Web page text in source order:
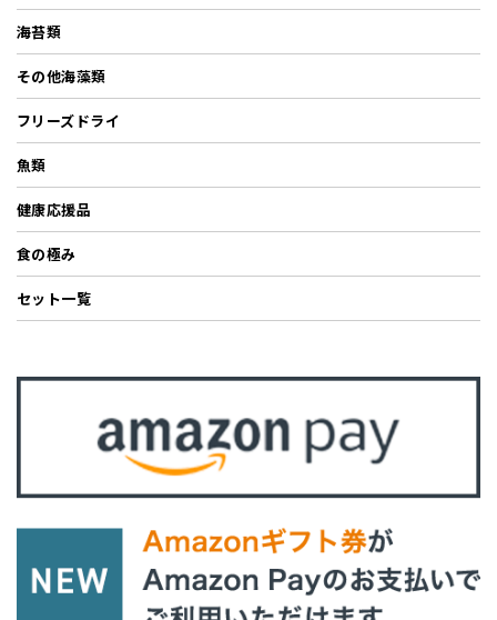
海苔類
その他海藻類
フリーズドライ
魚類
健康応援品
食の極み
セット一覧